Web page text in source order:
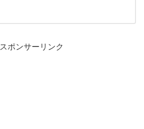
スポンサーリンク